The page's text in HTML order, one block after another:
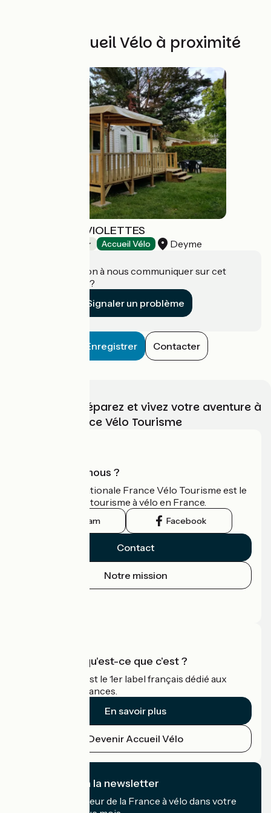
Autres Accueil Vélo à proximité
CAMPING LES VIOLETTES
Accueil Vélo Deyme
Une information à nous communiquer sur cet
établissement ?
Signaler un problème
Enregistrer Contacter
Choisissez, préparez et vivez votre aventure à
vélo avec France Vélo Tourisme
Qui sommes-nous ?
L'association nationale France Vélo Tourisme est le
guide officiel du tourisme à vélo en France.
Instagram Facebook
Contact
Notre mission
Accueil Vélo qu'est-ce que c'est ?
Accueil Vélo c'est le 1er label français dédié aux
cyclistes en vacances.
En savoir plus
Devenir Accueil Vélo
Je m'abonne à la newsletter
Recevez le meilleur de la France à vélo dans votre